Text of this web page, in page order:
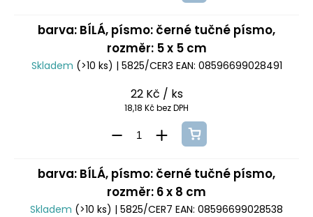
barva: BÍLÁ, písmo: černé tučné písmo,
rozměr: 5 x 5 cm
Skladem (>10 ks) | 5825/CER3 EAN: 08596699028491
22 Kč / ks
18,18 Kč bez DPH
barva: BÍLÁ, písmo: černé tučné písmo,
rozměr: 6 x 8 cm
Skladem (>10 ks) | 5825/CER7 EAN: 08596699028538